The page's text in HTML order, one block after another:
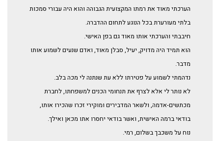
הערכתי מאוד את רמתו המקצועית הגבוהה והוא היה עבורי סמכות
בלתי מעורערת בכל הנוגע לתחום ההדברה.
חיבבתי והערכתי אותו מאוד גם בפן האישי.
הוא תמיד היה מדויק, יעיל, סבלן מאוד, ואדם שנעים לשמוע אותו
מדבר.
נדהמתי לשמוע על פטירתו ללא עת שנתנה לי מכה בלב.
לא נותר לי אלא לצרף את תנחומי הכנים למשפחתו, לחברת
מכתשים-אדמה, ולשאר המדבירים ומוקירי זכרו שהכירו אותו,
בודאי ברמה האישית, ואשר בודאי יחסרו אתו מכאן ואילך.
נוח על משכבך בשלום, רמי.